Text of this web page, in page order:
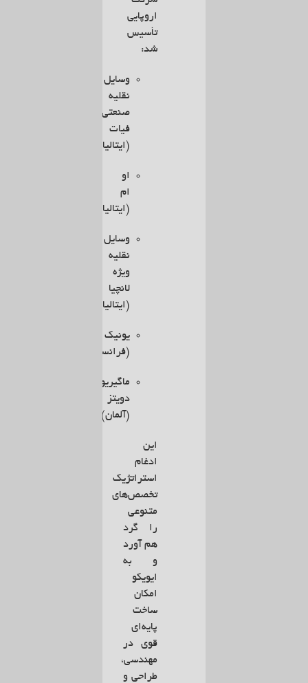
اروپایی
تأسیس
شد:
وسایل
نقلیه
صنعتی
فیات
(ایتالیا)
او
ام
(ایتالیا)
وسایل
نقلیه
ویژه
لانچیا
(ایتالیا)
یونیک
(فرانسه)
ماگیریوس-
دویتز
(آلمان)
این
ادغام
استراتژیک
تخصص‌های
متنوعی
را گرد
هم آورد
و به
ایویکو
امکان
ساخت
پایه‌ای
قوی در
مهندسی،
طراحی و